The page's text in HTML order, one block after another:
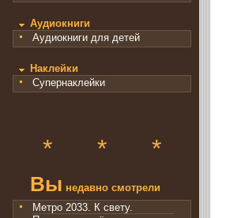
Аудиокниги
Аудиокниги для детей
Наклейки
Супернаклейки
* * *
Вы недавно смотрели
Метро 2033. К свету.